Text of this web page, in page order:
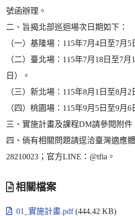
號函辦理。
二、旨揭北部巡迴場次日期如下：
（一）基隆場：115年7月4日至7月
（二）臺北場：115年7月18日至7
日）。
（三）新北場：115年8月1日至8月
（四）桃園場：115年9月5日至9月
三、實施計畫及課程DM請參閱附件
四、倘有相關問題請逕洽臺灣適應
28210023；官方LINE：@tfia。
相關檔案
01_實施計畫.pdf(444.42 KB)